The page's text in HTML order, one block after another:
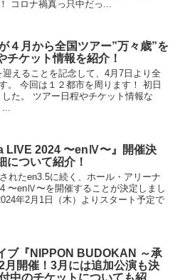
コロナ禍真っ只中だっ...
４月から全国ツアー”万々歳”を
チケット情報を紹介！
えることを記念して、4月7日より全
。 今回は１２都市を周ります！ 初日
た。 ツアー日程やチケット情報な
LIVE 2024 〜enⅣ〜』開催決
について紹介！
れたen3.5に続く、ホール・アリーナ
〜enⅣ〜を開催することが決定しまし
年2月1日（木）よりスタート予定で
ブ『NIPPON BUDOKAN ～承
月開催！3月には追加公演も決